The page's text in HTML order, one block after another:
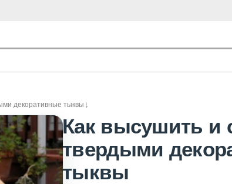
декоративные тыквы
Как высушить и
твердыми
тыквы